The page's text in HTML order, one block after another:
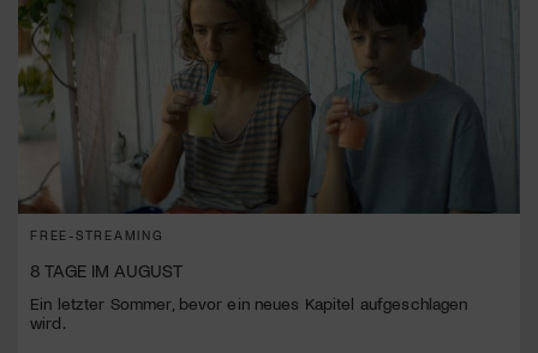
FREE-STREAMING
8 TAGE IM AUGUST
Ein letzter Sommer, bevor ein neues Kapitel aufgeschlagen
wird.